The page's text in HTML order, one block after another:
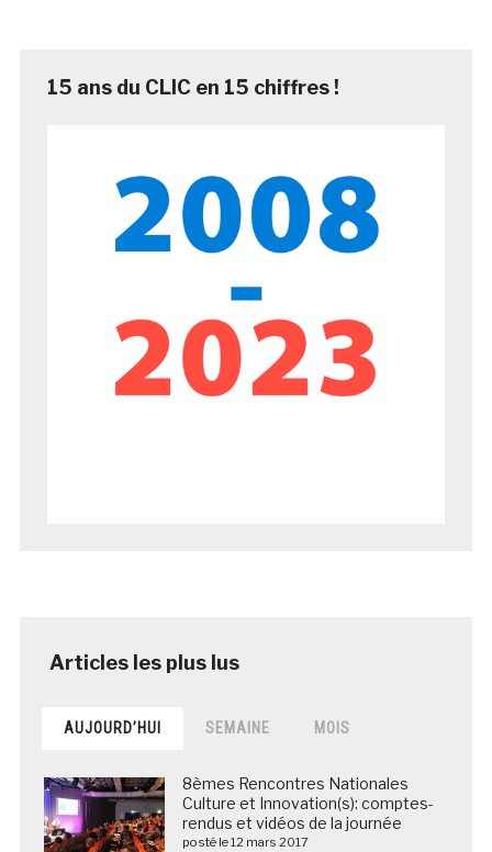
15 ans du CLIC en 15 chiffres !
AUJOURD’HUI SEMAINE MOIS
8èmes Rencontres Nationales
Culture et Innovation(s): comptes-
rendus et vidéos de la journée
posté le 12 mars 2017